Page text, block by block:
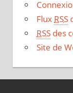
Flux RSS
RSS des
Site de